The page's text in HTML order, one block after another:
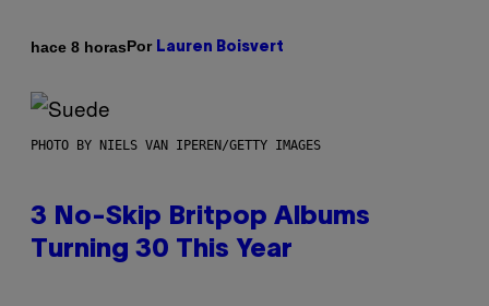
hace 8 horasPor Lauren Boisvert
PHOTO BY NIELS VAN IPEREN/GETTY IMAGES
3 No-Skip Britpop Albums
Turning 30 This Year